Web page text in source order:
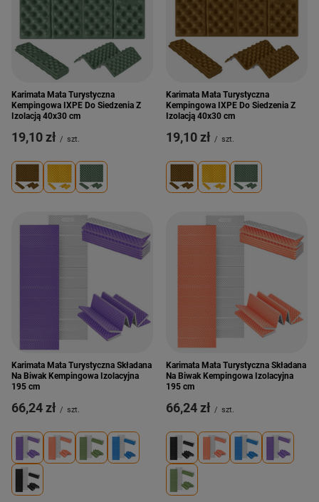
Karimata Mata Turystyczna
Kempingowa IXPE Do Siedzenia Z
Izolacją 40x30 cm
19,10 zł / szt.
Karimata Mata Turystyczna
Kempingowa IXPE Do Siedzenia Z
Izolacją 40x30 cm
19,10 zł / szt.
Karimata Mata Turystyczna Składana
Na Biwak Kempingowa Izolacyjna
195 cm
66,24 zł / szt.
Karimata Mata Turystyczna Składana
Na Biwak Kempingowa Izolacyjna
195 cm
66,24 zł / szt.